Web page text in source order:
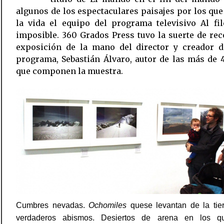
algunos de los espectaculares paisajes por los
la vida el equipo del programa televisivo Al
imposible. 360 Grados Press tuvo la suerte de
exposición de la mano del director y creador
programa, Sebastián Álvaro, autor de las más de
que componen la muestra.
Cumbres nevadas. Ochomiles quese levantan de la
verdaderos abismos. Desiertos de arena en los